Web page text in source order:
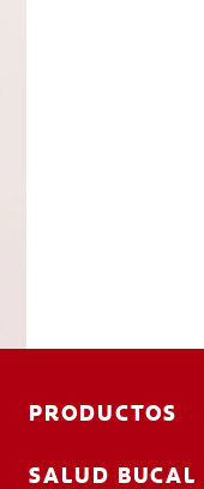
PRODUCTOS
SALUD BUCAL